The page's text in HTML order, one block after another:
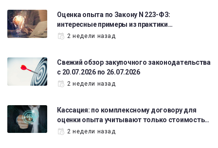
Оценка опыта по Закону N 223-ФЗ:
интересные примеры из практики…
2 недели назад
Свежий обзор закупочного законодательства
с 20.07.2026 по 26.07.2026
2 недели назад
Кассация: по комплексному договору для
оценки опыта учитывают только стоимость…
2 недели назад